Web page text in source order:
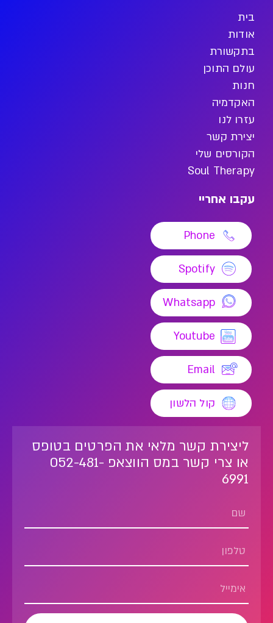
בית
אודות
בתקשורת
עולם התוכן
חנות
האקדמיה
עזרו לנו
יצירת קשר
הקורסים שלי
Soul Therapy
עקבו אחריי
Phone
Spotify
Whatsapp
Youtube
Email
קול הלשון
ליצירת קשר מלאי את הפרטים בטופס
או צרי קשר במס הווצאפ 052-481-
6991